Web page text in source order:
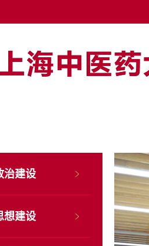
治建设
想建设